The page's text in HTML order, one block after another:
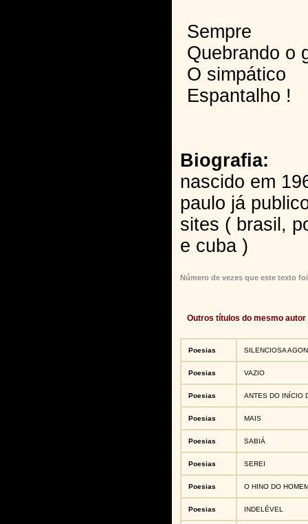
Sempre
Quebrando o
O simpático
Espantalho !
Biografia:
nascido em
paulo já
sites ( brasil,
e cuba )
Número de vezes que este texto
Outros títulos do mesmo autor
Poesias SILENCIOSA
Poesias VAZIO
Poesias ANTES DO INÍCIO
Poesias MAIS
Poesias SABIÁ
Poesias SEREI
Poesias O HINO DO
Poesias INDELÉVEL